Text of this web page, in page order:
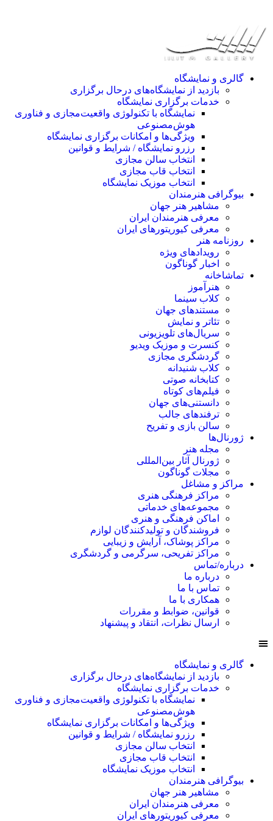
گالری و نمایشگاه
بازدید از نمایشگاه‌های درحال برگزاری
خدمات برگزاری نمایشگاه
نمایشگاه با تکنولوژی واقعیت‌مجازی و فناوری
هوش‌مصنوعی
ویژگی‌ها و امکانات برگزاری نمایشگاه
رزرو نمایشگاه / شرایط و قوانین
انتخاب سالن مجازی
انتخاب قاب مجازی
انتخاب موزیک نمایشگاه
بیوگرافی هنرمندان
مشاهیر هنر جهان
معرفی هنرمندان ایران
معرفی کیوریتورهای ایران
روزنامه هنر
رویدادهای ویژه
اخبار گوناگون
تماشاخانه
هنرآموز
کلاب سینما
مستندهای جهان
تئاتر و نمایش
سریال‌های تلویزیونی
کنسرت و موزیک ویدیو
گردشگری مجازی
کلاب شنیدانه
کتابخانه صوتی
فیلم‌های کوتاه
دانستنی‌های جهان
ترفندهای جالب
سالن بازی و تفریح
ژورنال‌ها
مجله هنر
ژورنال آثار بین‌المللی
مجلات گوناگون
مراکز و مشاغل
مراکز فرهنگی هنری
مجموعه‌های خدماتی
اماکن فرهنگی و هنری
فروشندگان و تولیدکنندگان لوازم
مراکز پوشاک، آرایش و زیبایی
مراکز تفریحی، سرگرمی و گردشگری
درباره/تماس
درباره ما
تماس با ما
همکاری با ما
قوانین، ضوابط و مقررات
ارسال نظرات، انتقاد و پیشنهاد
گالری و نمایشگاه
بازدید از نمایشگاه‌های درحال برگزاری
خدمات برگزاری نمایشگاه
نمایشگاه با تکنولوژی واقعیت‌مجازی و فناوری
هوش‌مصنوعی
ویژگی‌ها و امکانات برگزاری نمایشگاه
رزرو نمایشگاه / شرایط و قوانین
انتخاب سالن مجازی
انتخاب قاب مجازی
انتخاب موزیک نمایشگاه
بیوگرافی هنرمندان
مشاهیر هنر جهان
معرفی هنرمندان ایران
معرفی کیوریتورهای ایران